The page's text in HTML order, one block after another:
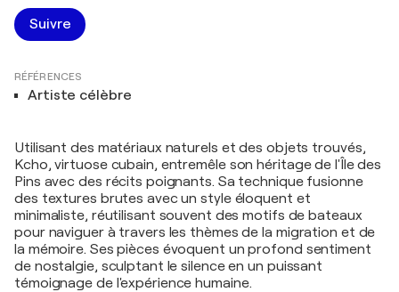
Suivre
RÉFÉRENCES
Artiste célèbre
Utilisant des matériaux naturels et des objets trouvés,
Kcho, virtuose cubain, entremêle son héritage de l'Île des
Pins avec des récits poignants. Sa technique fusionne
des textures brutes avec un style éloquent et
minimaliste, réutilisant souvent des motifs de bateaux
pour naviguer à travers les thèmes de la migration et de
la mémoire. Ses pièces évoquent un profond sentiment
de nostalgie, sculptant le silence en un puissant
témoignage de l'expérience humaine.